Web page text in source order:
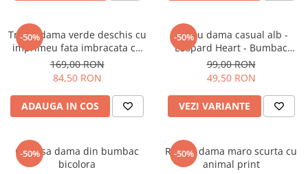
-50%
Tricou dama verde deschis cu
imprimeu fata imbracata cu
alb si inghetata in mana
169,00 RON
84,50 RON
ADAUGA IN COS
-50%
Tricou dama casual alb -
Leopard Heart - Bumbac
Organic
99,00 RON
49,50 RON
VEZI VARIANTE
-50%
Camasa dama din bumbac
bicolora
-50%
Rochie dama maro scurta cu
animal print